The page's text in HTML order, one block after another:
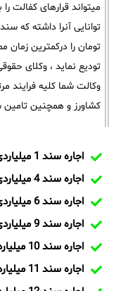
میتواند قرارهای کفالت
تومان را درکمترین زمان
تودیع نماید ، وکلای
وکالت شما کلیه فرایند
کشاورز و همچنین تامین
اجاره سند 1 میلیاردی در کشاورز
اجاره سند 4 میلیاردی در کشاورز
اجاره سند 6 میلیاردی در کشاورز
اجاره سند 9 میلیاردی در کشاورز
اجاره سند 10 میلیاردی در کشاورز
اجاره سند 11 میلیاردی در کشاورز